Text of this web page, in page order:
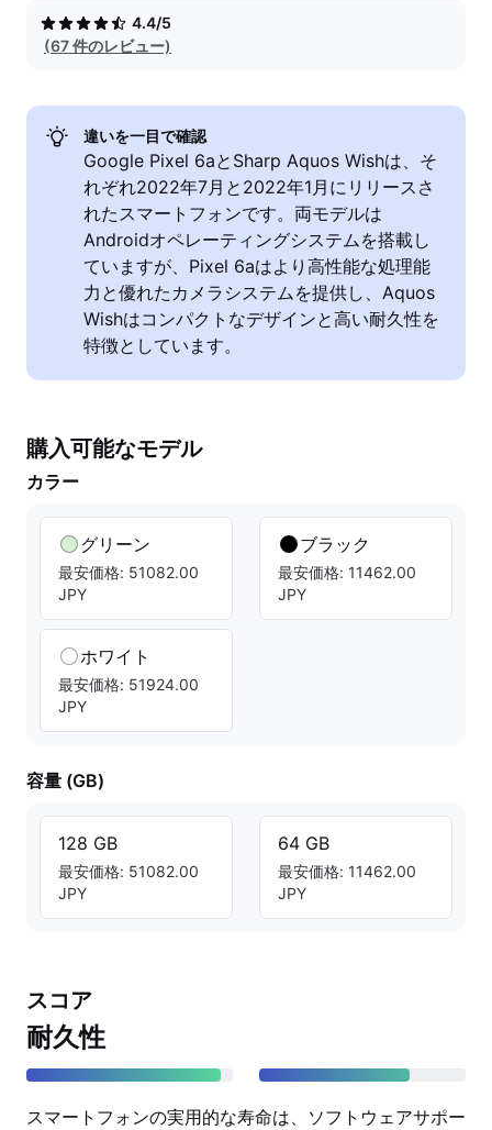
4.4/5
(67 件のレビュー)
違いを一目で確認
Google Pixel 6aとSharp Aquos Wishは、そ
れぞれ2022年7月と2022年1月にリリースさ
れたスマートフォンです。両モデルは
Androidオペレーティングシステムを搭載し
ていますが、Pixel 6aはより高性能な処理能
力と優れたカメラシステムを提供し、Aquos
Wishはコンパクトなデザインと高い耐久性を
特徴としています。
購入可能なモデル
カラー
グリーン
最安価格: 51082.00
JPY
ホワイト
最安価格: 51924.00
JPY
ブラック
最安価格: 11462.00
JPY
容量 (GB)
128 GB
最安価格: 51082.00
JPY
64 GB
最安価格: 11462.00
JPY
スコア
耐久性
スマートフォンの実用的な寿命は、ソフトウェアサポー